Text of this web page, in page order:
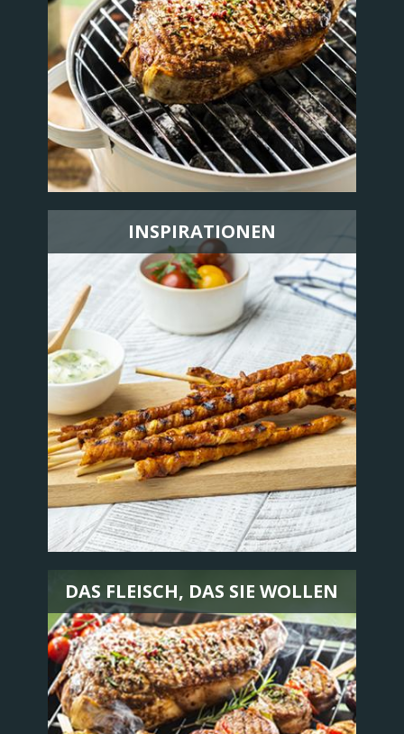
INSPIRATIONEN
DAS FLEISCH, DAS SIE WOLLEN